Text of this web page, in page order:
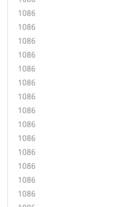
1086
1086
1086
1086
1086
1086
1086
1086
1086
1086
1086
1086
1086
1086